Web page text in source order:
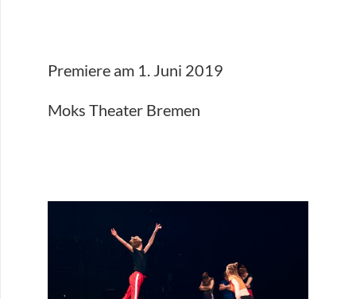
Premiere am 1. Juni 2019
Moks Theater Bremen